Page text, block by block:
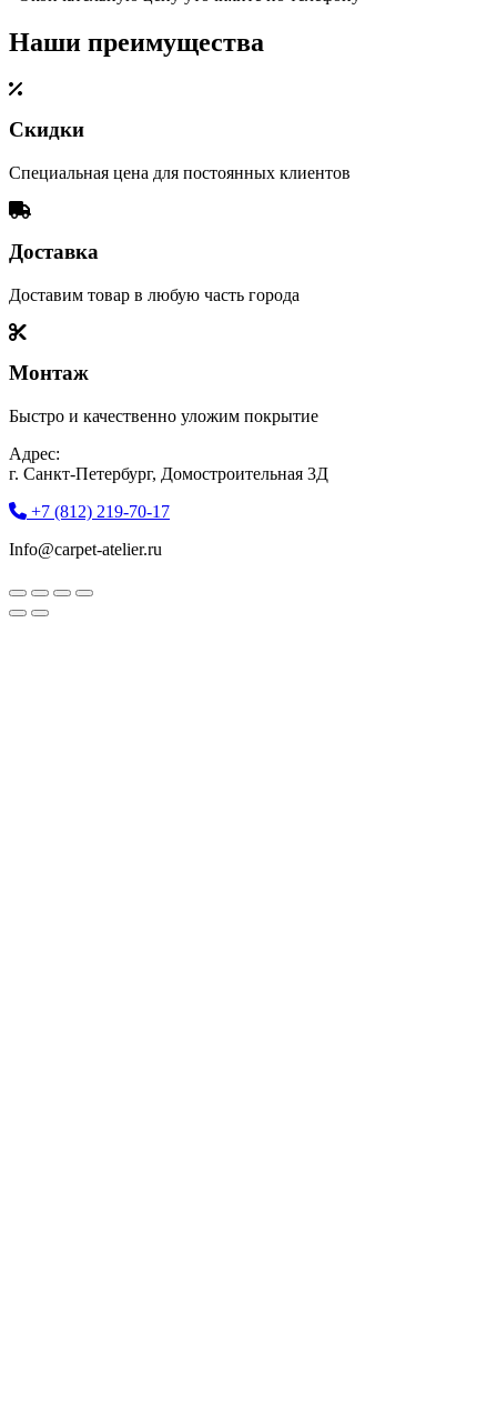
Наши преимущества
Скидки
Специальная цена для постоянных клиентов
Доставка
Доставим товар в любую часть города
Монтаж
Быстро и качественно уложим покрытие
Адрес:
г. Санкт-Петербург, Домостроительная 3Д
+7 (812) 219-70-17
Info@carpet-atelier.ru